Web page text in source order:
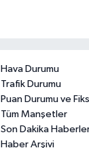
Hava Durumu
Trafik Durumu
Puan Durumu ve
Tüm Manşetler
Son Dakika
Haber Arşivi